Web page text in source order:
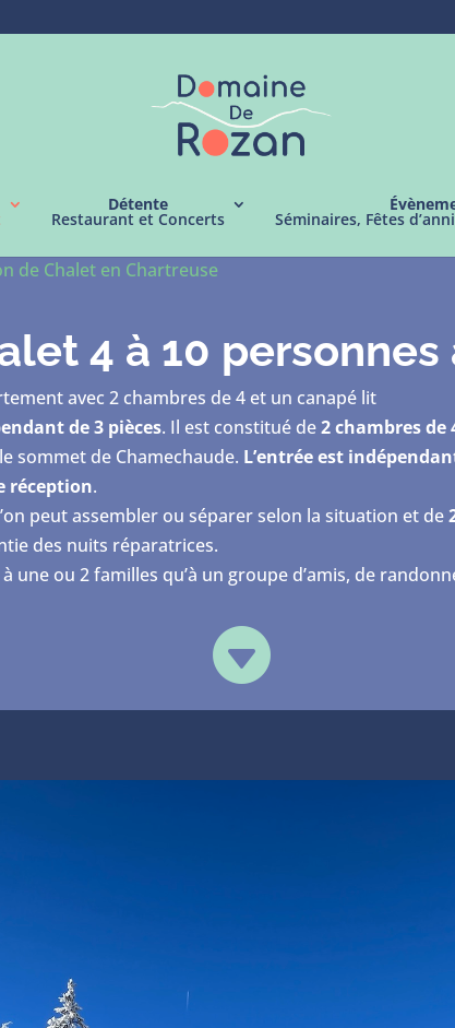
Détente
Restaurant et Concerts Séminaires, Fêtes
de Chalet en Chartreuse
4 à 10 personnes
avec 2 chambres de 4 et un canapé lit
de 3 pièces. Il est constitué de2 chambres de
sommet de Chamechaude. L’entrée est
réception.
peut assembler ou séparer selon la situation et de
des nuits réparatrices.
une ou 2 familles qu’à un groupe d’amis, de
